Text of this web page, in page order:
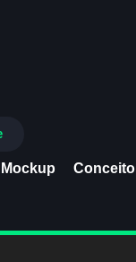
Mockup Conceito